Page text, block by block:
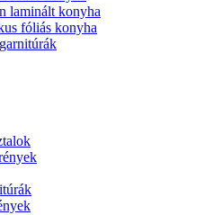
laminált konyha
fóliás konyha